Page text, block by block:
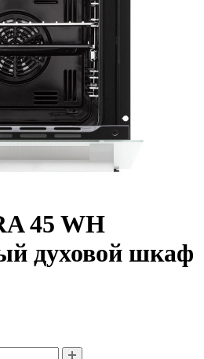
45 WH
духовой шкаф